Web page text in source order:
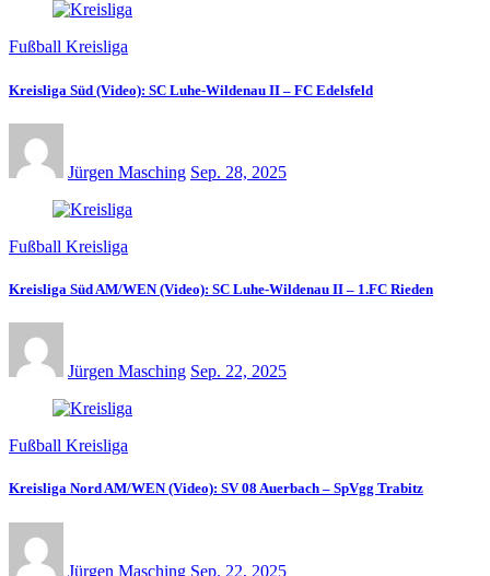
Fußball Kreisliga
Kreisliga Süd (Video): SC Luhe-Wildenau II – FC Edelsfeld
Jürgen Masching Sep. 28, 2025
Fußball Kreisliga
Kreisliga Süd AM/WEN (Video): SC Luhe-Wildenau II – 1.FC Rieden
Jürgen Masching Sep. 22, 2025
Fußball Kreisliga
Kreisliga Nord AM/WEN (Video): SV 08 Auerbach – SpVgg Trabitz
Jürgen Masching Sep. 22, 2025